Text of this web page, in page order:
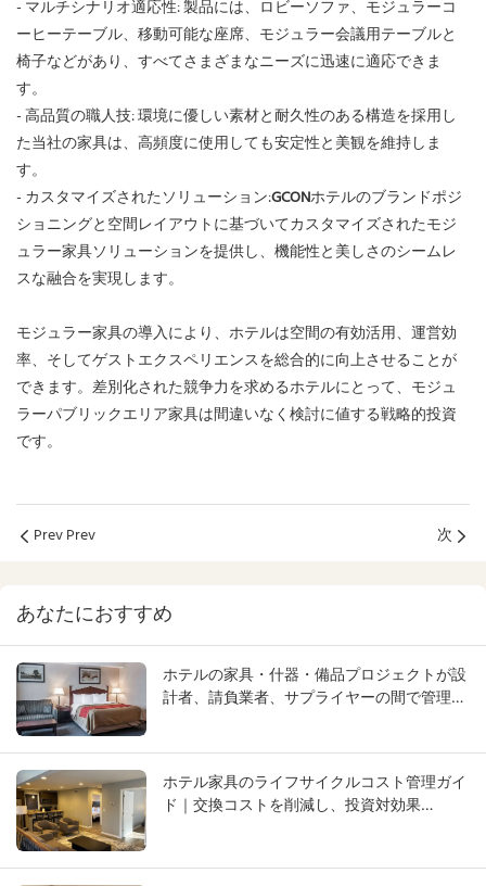
- マルチシナリオ適応性: 製品には、ロビーソファ、モジュラーコ
ーヒーテーブル、移動可能な座席、モジュラー会議用テーブルと
椅子などがあり、すべてさまざまなニーズに迅速に適応できま
す。
- 高品質の職人技: 環境に優しい素材と耐久性のある構造を採用し
た当社の家具は、高頻度に使用しても安定性と美観を維持しま
す。
- カスタマイズされたソリューション:GCONホテルのブランドポジ
ショニングと空間レイアウトに基づいてカスタマイズされたモジ
ュラー家具ソリューションを提供し、機能性と美しさのシームレ
スな融合を実現します。
モジュラー家具の導入により、ホテルは空間の有効活用、運営効
率、そしてゲストエクスペリエンスを総合的に向上させることが
できます。差別化された競争力を求めるホテルにとって、モジュ
ラーパブリックエリア家具は間違いなく検討に値する戦略的投資
です。
Prev Prev 次
あなたにおすすめ
ホテルの家具・什器・備品プロジェクトが設
計者、請負業者、サプライヤーの間で管理不
ホテル家具のライフサイクルコスト管理ガイ
ド｜交換コストを削減し、投資対効果